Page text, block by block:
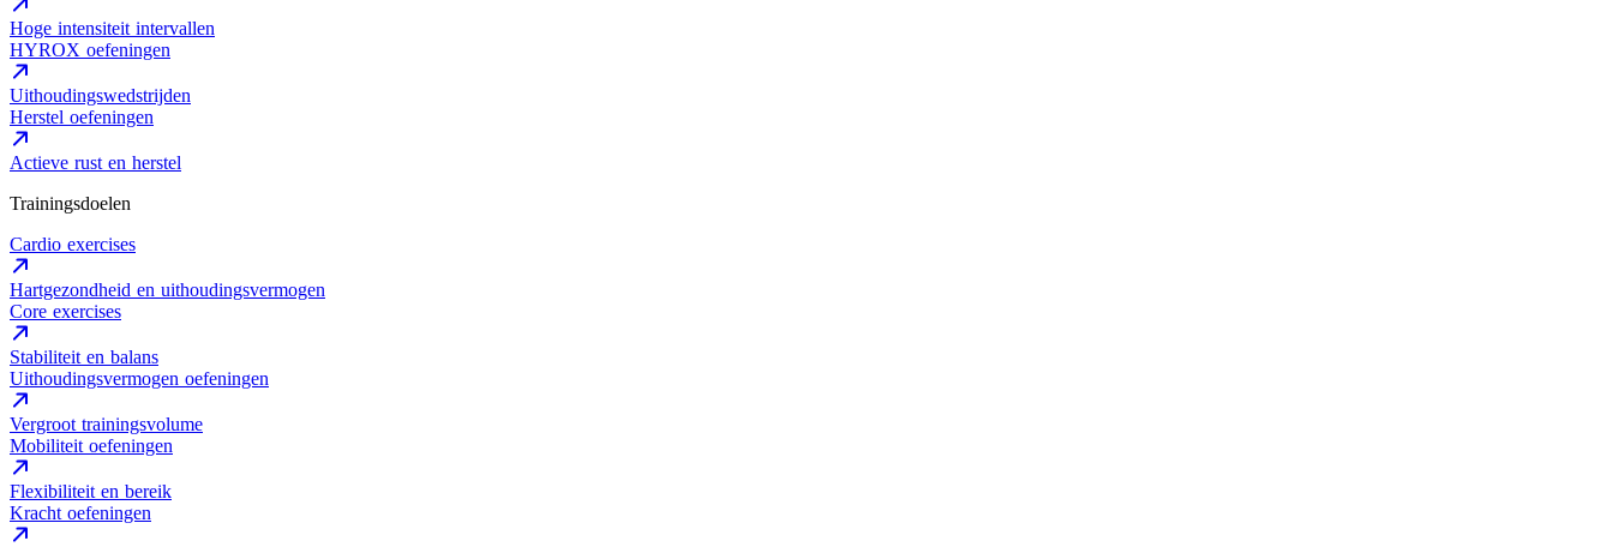
Hoge intensiteit intervallen
HYROX oefeningen
Uithoudingswedstrijden
Herstel oefeningen
Actieve rust en herstel
Trainingsdoelen
Cardio exercises
Hartgezondheid en uithoudingsvermogen
Core exercises
Stabiliteit en balans
Uithoudingsvermogen oefeningen
Vergroot trainingsvolume
Mobiliteit oefeningen
Flexibiliteit en bereik
Kracht oefeningen